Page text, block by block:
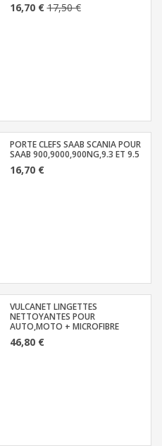
16,70 €17,50 €
PORTE CLEFS SAAB SCANIA POUR
SAAB 900,9000,900NG,9.3 ET 9.5
16,70 €
VULCANET LINGETTES
NETTOYANTES POUR
AUTO,MOTO + MICROFIBRE
46,80 €